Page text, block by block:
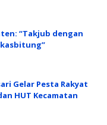
“Takjub dengan
Gelar Pesta Rakyat
HUT Kecamatan